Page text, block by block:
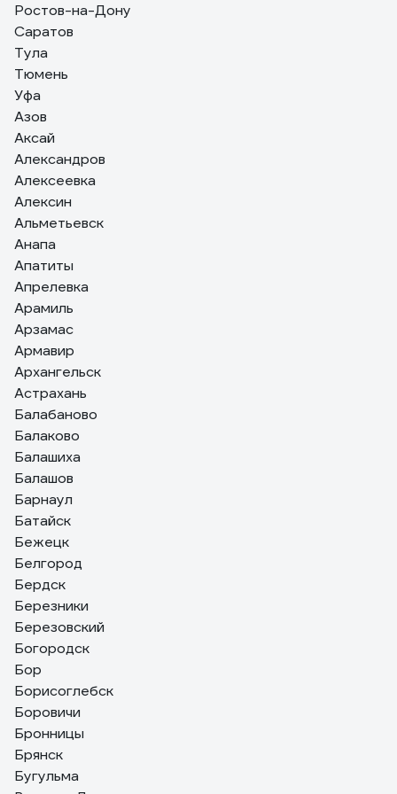
Соответственно из-за такой нагрузки у первого
резьба в отверстии. У БТ первый номер проходит без
напрягов, как будто бы отверстие пересверлено.
Второй же номер идет по уже проделаным виткам
первого дорезая резьбу с большим усилием, но
уверенно.
Ростов-на-Дону
Саратов
Тула
Тюмень
Уфа
Азов
Аксай
Александров
Алексеевка
Алексин
Альметьевск
Анапа
Апатиты
Апрелевка
Арамиль
Арзамас
Армавир
Архангельск
Астрахань
Балабаново
Балаково
Балашиха
Балашов
Барнаул
Батайск
Бежецк
Белгород
Бердск
Березники
Березовский
Богородск
Бор
Борисоглебск
Боровичи
Бронницы
Брянск
Бугульма